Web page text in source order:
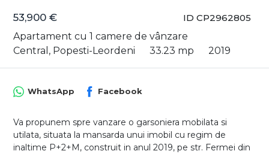
ID CP2962805
53,900 €
Apartament cu 1 camere de vânzare
Central, Popesti-Leordeni
33.23 mp 2019
WhatsApp Facebook
Va propunem spre vanzare o garsoniera mobilata si
utilata, situata la mansarda unui imobil cu regim de
inaltime P+2+M, construit in anul 2019, pe str. Fermei din